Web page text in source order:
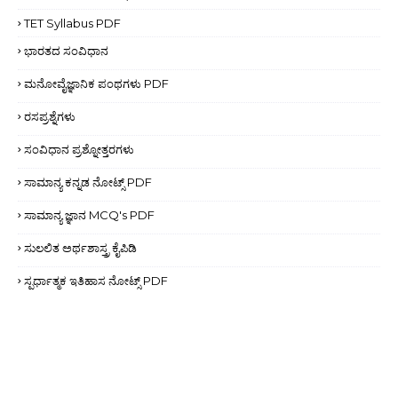
TET Syllabus PDF
ಭಾರತದ ಸಂವಿಧಾನ
ಮನೋವೈಜ್ಞಾನಿಕ ಪಂಥಗಳು PDF
ರಸಪ್ರಶ್ನೆಗಳು
ಸಂವಿಧಾನ ಪ್ರಶ್ನೋತ್ತರಗಳು
ಸಾಮಾನ್ಯ ಕನ್ನಡ ನೋಟ್ಸ್ PDF
ಸಾಮಾನ್ಯ ಜ್ಞಾನ MCQ's PDF
ಸುಲಲಿತ ಅರ್ಥಶಾಸ್ತ್ರ ಕೈಪಿಡಿ
ಸ್ಪರ್ಧಾತ್ಮಕ ಇತಿಹಾಸ ನೋಟ್ಸ್ PDF